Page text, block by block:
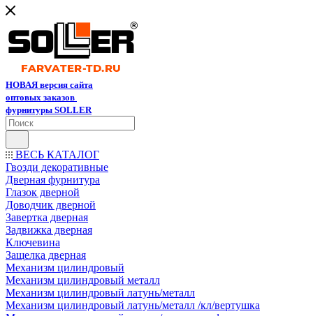
НОВАЯ версия сайта
оптовых заказов
фурнитуры SOLLER
ВЕСЬ КАТАЛОГ
Гвозди декоративные
Дверная фурнитура
Глазок дверной
Доводчик дверной
Завертка дверная
Задвижка дверная
Ключевина
Защелка дверная
Механизм цилиндровый
Механизм цилиндровый металл
Механизм цилиндровый латунь/металл
Механизм цилиндровый латунь/металл /кл/вертушка